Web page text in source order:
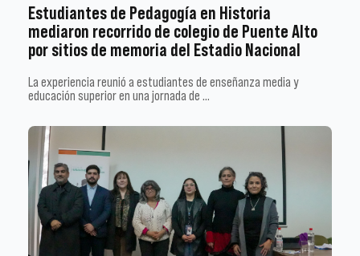
Estudiantes de Pedagogía en Historia
mediaron recorrido de colegio de Puente Alto
por sitios de memoria del Estadio Nacional
La experiencia reunió a estudiantes de enseñanza media y
educación superior en una jornada de …